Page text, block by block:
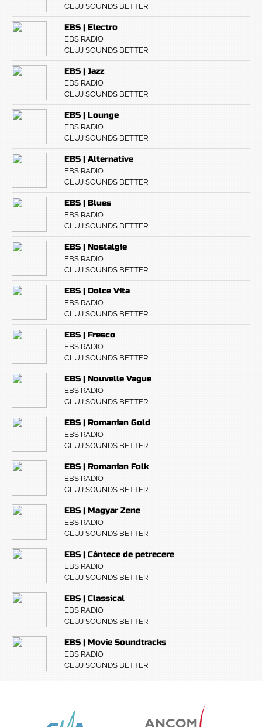
CLUJ SOUNDS BETTER
EBS | Electro
EBS RADIO
CLUJ SOUNDS BETTER
EBS | Jazz
EBS RADIO
CLUJ SOUNDS BETTER
EBS | Lounge
EBS RADIO
CLUJ SOUNDS BETTER
EBS | Alternative
EBS RADIO
CLUJ SOUNDS BETTER
EBS | Blues
EBS RADIO
CLUJ SOUNDS BETTER
EBS | Nostalgie
EBS RADIO
CLUJ SOUNDS BETTER
EBS | Dolce Vita
EBS RADIO
CLUJ SOUNDS BETTER
EBS | Fresco
EBS RADIO
CLUJ SOUNDS BETTER
EBS | Nouvelle Vague
EBS RADIO
CLUJ SOUNDS BETTER
EBS | Romanian Gold
EBS RADIO
CLUJ SOUNDS BETTER
EBS | Romanian Folk
EBS RADIO
CLUJ SOUNDS BETTER
EBS | Magyar Zene
EBS RADIO
CLUJ SOUNDS BETTER
EBS | Cântece de petrecere
EBS RADIO
CLUJ SOUNDS BETTER
EBS | Classical
EBS RADIO
CLUJ SOUNDS BETTER
EBS | Movie Soundtracks
EBS RADIO
CLUJ SOUNDS BETTER